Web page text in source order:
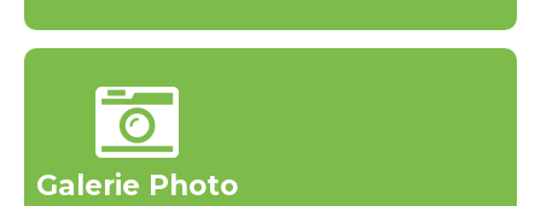
Galerie Photo